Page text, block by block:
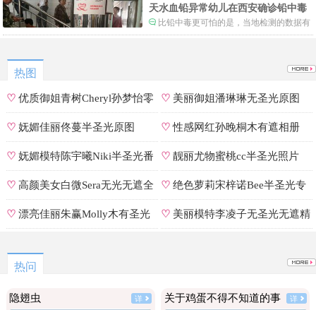
天水血铅异常幼儿在西安确诊铅中毒
比铅中毒更可怕的是，当地检测的数据有
可能被造假。
热图
♡优质御姐青树Cheryl孙梦怡零
遮罩私拍
♡ 美丽御姐潘琳琳无圣光原图
♡妩媚佳丽佟蔓半圣光原图 ♡性感网红孙晚桐木有遮相册
♡妩媚模特陈宇曦Niki半圣光番
号
♡ 靓丽尤物蜜桃cc半圣光照片
♡高颜美女白微Sera无光无遮全
集
♡ 绝色萝莉宋梓诺Bee半圣光专
辑
♡漂亮佳丽朱赢Molly木有圣光 ♡ 美丽模特李凌子无圣光无遮精
热问
隐翅虫 详 关于鸡蛋不得不知道的事 详